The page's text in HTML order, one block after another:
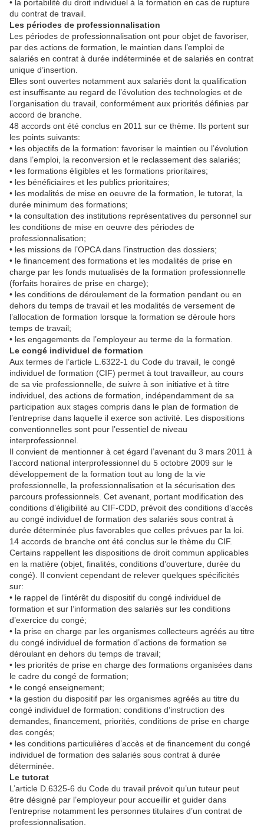
• la portabilité du droit individuel à la formation en cas de rupture
du contrat de travail.
Les périodes de professionnalisation
Les périodes de professionnalisation ont pour objet de favoriser,
par des actions de formation, le maintien dans l’emploi de
salariés en contrat à durée indéterminée et de salariés en contrat
unique d’insertion.
Elles sont ouvertes notamment aux salariés dont la qualification
est insuffisante au regard de l’évolution des technologies et de
l’organisation du travail, conformément aux priorités définies par
accord de branche.
48 accords ont été conclus en 2011 sur ce thème. Ils portent sur
les points suivants:
• les objectifs de la formation: favoriser le maintien ou l’évolution
dans l’emploi, la reconversion et le reclassement des salariés;
• les formations éligibles et les formations prioritaires;
• les bénéficiaires et les publics prioritaires;
• les modalités de mise en oeuvre de la formation, le tutorat, la
durée minimum des formations;
• la consultation des institutions représentatives du personnel sur
les conditions de mise en oeuvre des périodes de
professionnalisation;
• les missions de l’OPCA dans l’instruction des dossiers;
• le financement des formations et les modalités de prise en
charge par les fonds mutualisés de la formation professionnelle
(forfaits horaires de prise en charge);
• les conditions de déroulement de la formation pendant ou en
dehors du temps de travail et les modalités de versement de
l’allocation de formation lorsque la formation se déroule hors
temps de travail;
• les engagements de l’employeur au terme de la formation.
Le congé individuel de formation
Aux termes de l’article L.6322-1 du Code du travail, le congé
individuel de formation (CIF) permet à tout travailleur, au cours
de sa vie professionnelle, de suivre à son initiative et à titre
individuel, des actions de formation, indépendamment de sa
participation aux stages compris dans le plan de formation de
l’entreprise dans laquelle il exerce son activité. Les dispositions
conventionnelles sont pour l’essentiel de niveau
interprofessionnel.
Il convient de mentionner à cet égard l’avenant du 3 mars 2011 à
l’accord national interprofessionnel du 5 octobre 2009 sur le
développement de la formation tout au long de la vie
professionnelle, la professionnalisation et la sécurisation des
parcours professionnels. Cet avenant, portant modification des
conditions d’éligibilité au CIF-CDD, prévoit des conditions d’accès
au congé individuel de formation des salariés sous contrat à
durée déterminée plus favorables que celles prévues par la loi.
14 accords de branche ont été conclus sur le thème du CIF.
Certains rappellent les dispositions de droit commun applicables
en la matière (objet, finalités, conditions d’ouverture, durée du
congé). Il convient cependant de relever quelques spécificités
sur:
• le rappel de l’intérêt du dispositif du congé individuel de
formation et sur l’information des salariés sur les conditions
d’exercice du congé;
• la prise en charge par les organismes collecteurs agréés au titre
du congé individuel de formation d’actions de formation se
déroulant en dehors du temps de travail;
• les priorités de prise en charge des formations organisées dans
le cadre du congé de formation;
• le congé enseignement;
• la gestion du dispositif par les organismes agréés au titre du
congé individuel de formation: conditions d’instruction des
demandes, financement, priorités, conditions de prise en charge
des congés;
• les conditions particulières d’accès et de financement du congé
individuel de formation des salariés sous contrat à durée
déterminée.
Le tutorat
L’article D.6325-6 du Code du travail prévoit qu’un tuteur peut
être désigné par l’employeur pour accueillir et guider dans
l’entreprise notamment les personnes titulaires d’un contrat de
professionnalisation.